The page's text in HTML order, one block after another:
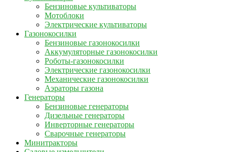
Бензиновые культиваторы
Мотоблоки
Электрические культиваторы
Газонокосилки
Бензиновые газонокосилки
Аккумуляторные газонокосилки
Роботы-газонокосилки
Электрические газонокосилки
Механические газонокосилки
Аэраторы газона
Генераторы
Бензиновые генераторы
Дизельные генераторы
Инверторные генераторы
Сварочные генераторы
Минитракторы